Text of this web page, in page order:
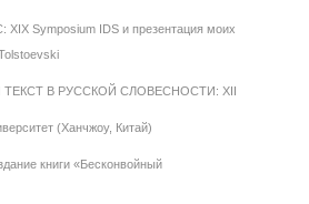
Symposium IDS и презентация моих
ТЕКСТ В РУССКОЙ СЛОВЕСНОСТИ: XII
(Ханчжоу, Китай)
книги «Бесконвойный